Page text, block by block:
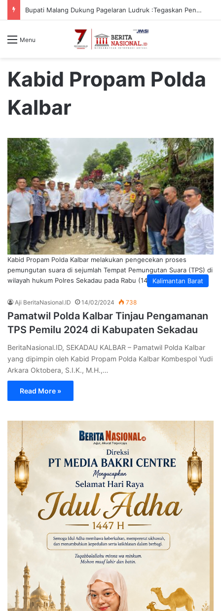
Bupati Malang Dukung Pagelaran Ludruk :Tegaskan Pentingnya Budaya Lokal
Menu
Kabid Propam Polda
Kalbar
Kalimantan Barat
Kabid Propam Polda Kalbar melakukan pengecekan proses
pemungutan suara di sejumlah Tempat Pemungutan Suara (TPS) di
wilayah hukum Polres Sekadau pada Rabu (14/2/2024).
Aji BeritaNasional.ID 14/02/2024 738
Pamatwil Polda Kalbar Tinjau Pengamanan
TPS Pemilu 2024 di Kabupaten Sekadau
BeritaNasional.ID, SEKADAU KALBAR – Pamatwil Polda Kalbar
yang dipimpin oleh Kabid Propam Polda Kalbar Kombespol Yudi
Arkara Oktobera, S.I.K., M.H.,…
Read More »